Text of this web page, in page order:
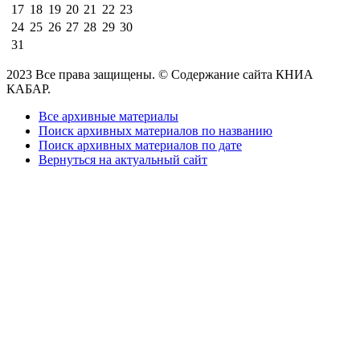
17 18 19 20 21 22 23
24 25 26 27 28 29 30
31
2023 Все права защищены. © Содержание сайта КНИА
КАБАР.
Все архивные материалы
Поиск архивных материалов по названию
Поиск архивных материалов по дате
Вернуться на актуальный сайт